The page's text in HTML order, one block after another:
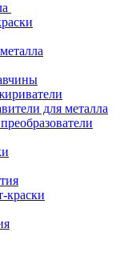
для металла
краски